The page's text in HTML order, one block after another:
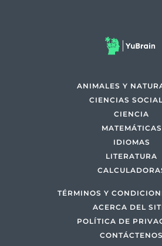
ANIMALES Y
CIENCIAS
CIENCIA
MATEMÁTICAS
IDIOMAS
LITERATURA
TÉRMINOS Y
ACERCA DEL
POLÍTICA DE
CONTÁCTENOS